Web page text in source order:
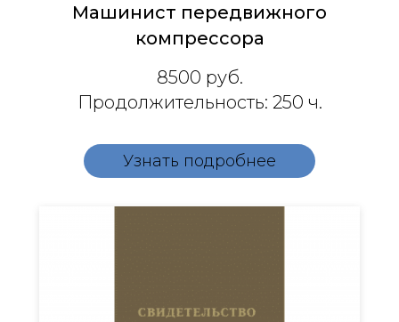
Машинист передвижного
компрессора
8500 руб.
Продолжительность: 250 ч.
Узнать подробнее